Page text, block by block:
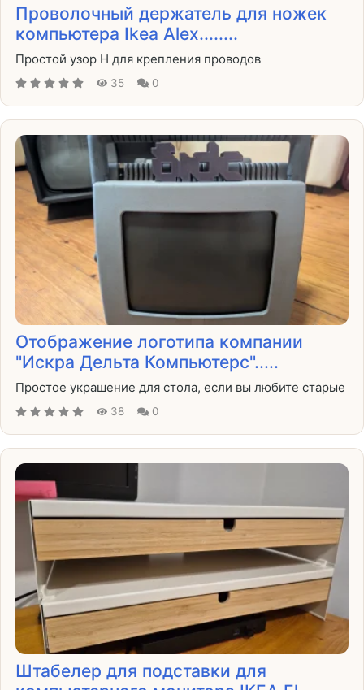
Проволочный держатель для ножек
компьютера Ikea Alex........
Простой узор H для крепления проводов
35 0
Отображение логотипа компании
"Искра Дельта Компьютерс".....
Простое украшение для стола, если вы любите старые
38 0
Штабелер для подставки для